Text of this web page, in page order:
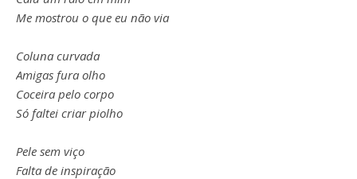
Me mostrou o que eu não via
Coluna curvada
Amigas fura olho
Coceira pelo corpo
Só faltei criar piolho
Pele sem viço
Falta de inspiração